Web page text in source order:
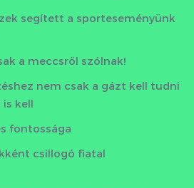
segített a sporteseményünk
a meccsről szólnak!
nem csak a gázt kell tudni
kell
fontossága
csillogó fiatal